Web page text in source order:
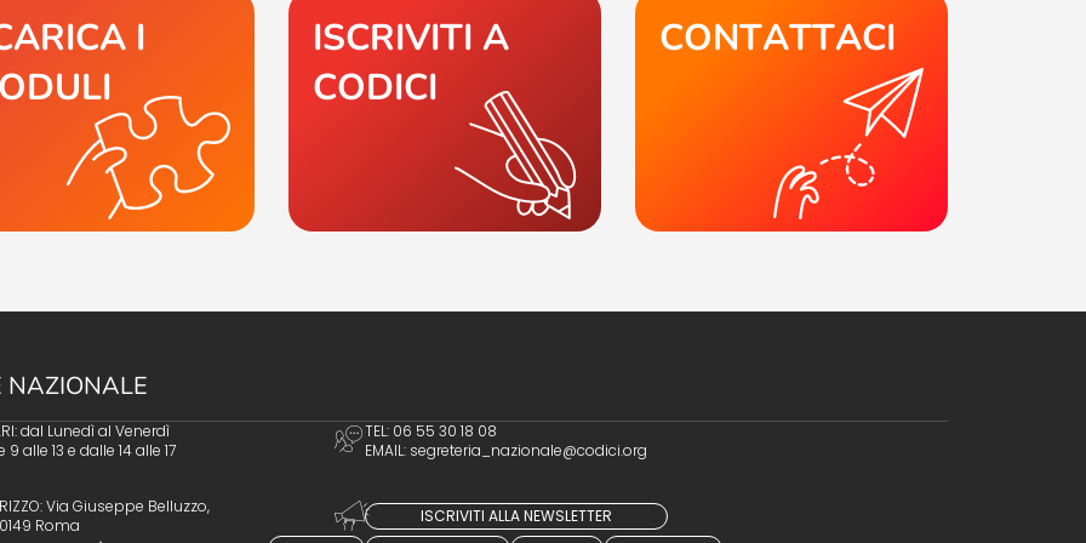
I
ISCRIVITI A
CODICI
CONTATTACI
NAZIONALE
dal Lunedì al Venerdì
9 alle 13 e dalle 14 alle 17
TEL: 06 55 30 18 08
EMAIL: segreteria_nazionale@codici.org
Via Giuseppe Belluzzo,
Roma
ISCRIVITI ALLA NEWSLETTER